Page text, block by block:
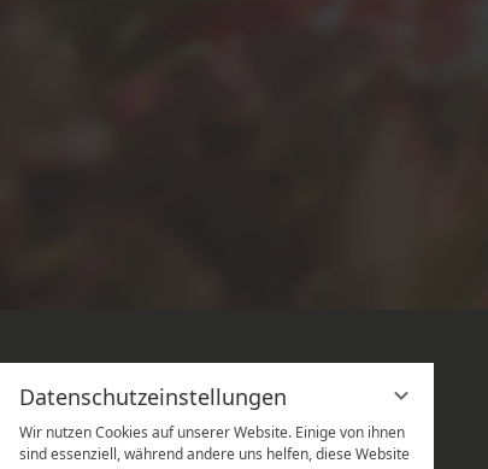
Datenschutzeinstellungen
Wir nutzen Cookies auf unserer Website. Einige von ihnen
sind essenziell, während andere uns helfen, diese Website